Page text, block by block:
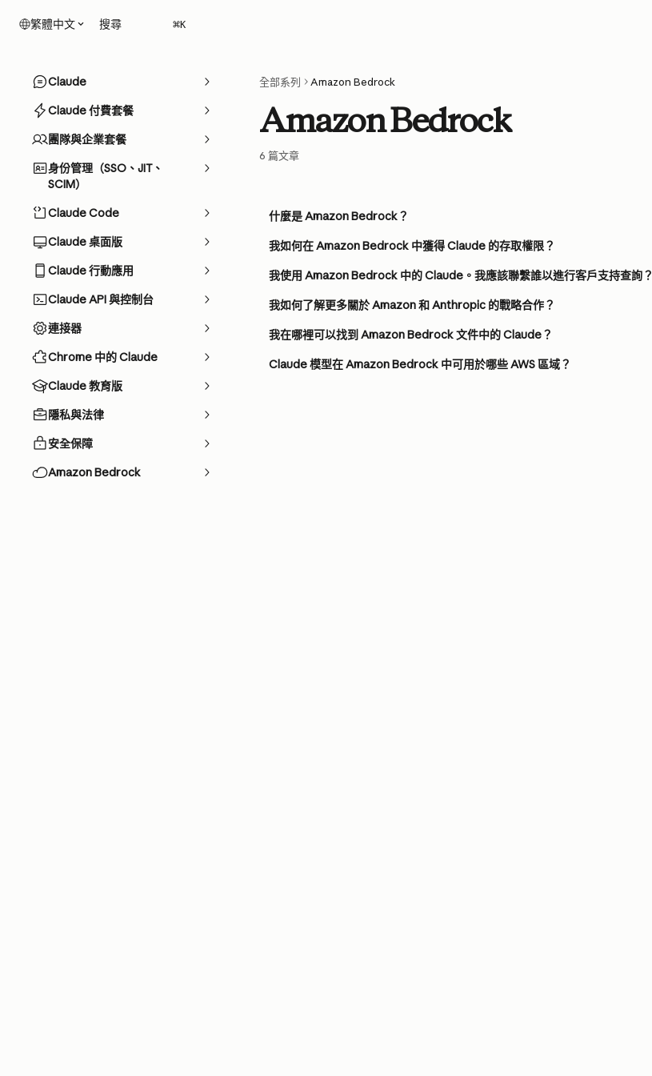
繁體中文 搜尋 ⌘K
Claude
Claude 付費套餐
團隊與企業套餐
身份管理（SSO、JIT、
SCIM）
Claude Code
Claude 桌面版
Claude 行動應用
Claude API 與控制台
連接器
Chrome 中的 Claude
Claude 教育版
隱私與法律
安全保障
Amazon Bedrock
全部系列 Amazon Bedrock
Amazon Bedrock
6 篇文章
什麼是 Amazon Bedrock？
我如何在 Amazon Bedrock 中獲得 Claude 的存取權限？
我使用 Amazon Bedrock 中的 Claude。我應該聯繫誰以進行客戶支持查詢？
我如何了解更多關於 Amazon 和 Anthropic 的戰略合作？
我在哪裡可以找到 Amazon Bedrock 文件中的 Claude？
Claude 模型在 Amazon Bedrock 中可用於哪些 AWS 區域？